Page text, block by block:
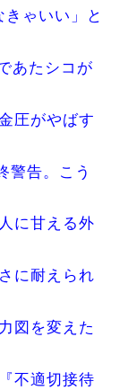
ゃいい」と
あたシコが
圧がやばす
警告。こう
に甘える外
に耐えられ
図を変えた
不適切接待